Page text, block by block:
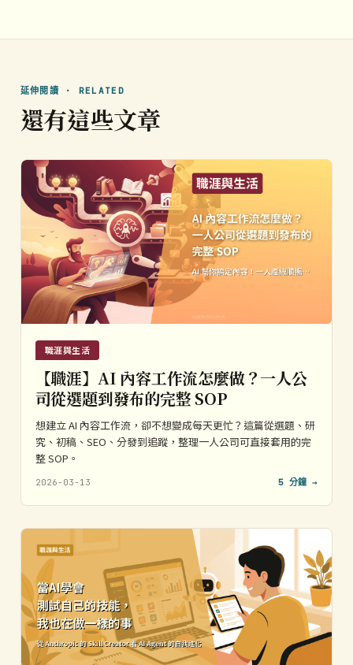
延伸閱讀 · RELATED
還有這些文章
職涯與生活
【職涯】AI 內容工作流怎麼做？一人公
司從選題到發布的完整 SOP
想建立 AI 內容工作流，卻不想變成每天更忙？這篇從選題、研
究、初稿、SEO、分發到追蹤，整理一人公司可直接套用的完
整 SOP。
2026-03-13 5 分鐘 →